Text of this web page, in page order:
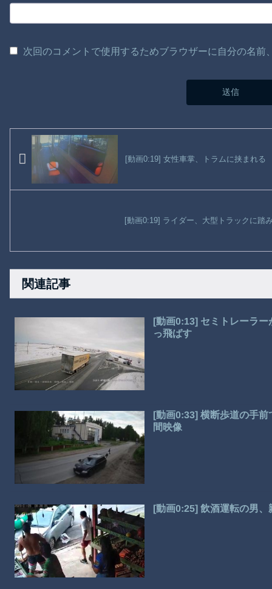
次回のコメントで使用するためブラウザーに自分の名
[動画0:19] 女性車掌、トラムに挟まれる
[動画0:19] ライダー、大型トラックに踏
関連記事
[動画0:13] セミトレーラ
っ飛ばす
[動画0:33] 横断歩道の手
間映像
[動画0:25] 飲酒運転の男